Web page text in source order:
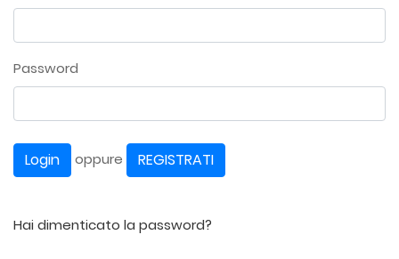
Password
Login oppure REGISTRATI
Hai dimenticato la password?